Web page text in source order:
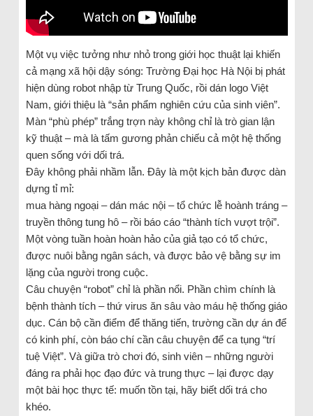
Một vụ việc tưởng như nhỏ trong giới học thuật lại khiến
cả mạng xã hội dậy sóng: Trường Đại học Hà Nội bị phát
hiện dùng robot nhập từ Trung Quốc, rồi dán logo Việt
Nam, giới thiệu là “sản phẩm nghiên cứu của sinh viên”.
Màn “phù phép” trắng trợn này không chỉ là trò gian lận
kỹ thuật – mà là tấm gương phản chiếu cả một hệ thống
quen sống với dối trá.
Đây không phải nhầm lẫn. Đây là một kịch bản được dàn
dựng tỉ mỉ:
mua hàng ngoại – dán mác nội – tổ chức lễ hoành tráng –
truyền thông tung hô – rồi báo cáo “thành tích vượt trội”.
Một vòng tuần hoàn hoàn hảo của giả tạo có tổ chức,
được nuôi bằng ngân sách, và được bảo vệ bằng sự im
lặng của người trong cuộc.
Câu chuyện “robot” chỉ là phần nổi. Phần chìm chính là
bệnh thành tích – thứ virus ăn sâu vào máu hệ thống giáo
dục. Cán bộ cần điểm để thăng tiến, trường cần dự án để
có kinh phí, còn báo chí cần câu chuyện để ca tụng “trí
tuệ Việt”. Và giữa trò chơi đó, sinh viên – những người
đáng ra phải học đạo đức và trung thực – lại được dạy
một bài học thực tế: muốn tồn tại, hãy biết dối trá cho
khéo.